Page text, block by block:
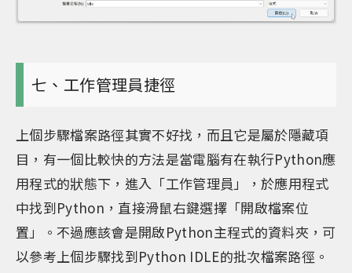
七、工作管理員捷徑
上個步驟檔案路徑其實不好找，而且它是屬於隱藏項
目，有一個比較快的方法是當電腦有在執行Python應
用程式的狀態下，進入「工作管理員」，於應用程式
中找到Python，直接滑鼠右鍵選擇「開啟檔案位
置」。不過應該會是開啟Python主程式的資料夾，可
以參考上個步驟找到Python IDLE的批次檔案路徑。